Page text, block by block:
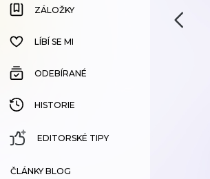
ZÁLOŽKY
HISTORIE
ZÁLOŽKY
LÍBÍ SE MI
ODEBÍRANÉ
HISTORIE
EDITORSKÉ TIPY
ČLÁNKY BLOG